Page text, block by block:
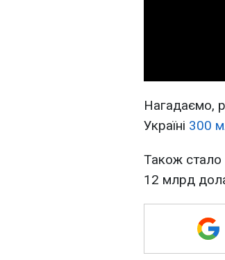
Нагадаємо,
Україні 300
Також стало
12 млрд